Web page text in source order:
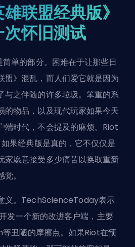
联盟经典版》
怀旧测试
简单的部分。困难在于让那些日
盟》混乱，而人们爱它就是因为
与之伴随的许多垃圾。笨重的系
的物品，以及现代玩家如果今天
端时代，不会提及的麻烦。Riot
果经典版是真的，它不仅仅是
家愿意接受多少痛苦以换取重新
。
义。TechScienceToday表示
发一个新的改进客户端，主要
丑陋的摩擦点。如果Riot在预